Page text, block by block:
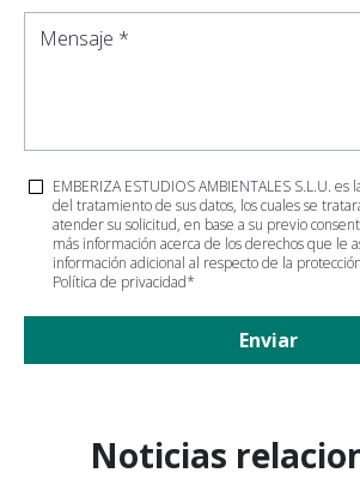
Mensaje *
EMBERIZA ESTUDIOS AMBIENTALES S.L.U.
del tratamiento de sus datos, los cuales se
atender su solicitud, en base a su previo
más información acerca de los derechos que le
información adicional al respecto de la
Política de privacidad*
Enviar
Noticias